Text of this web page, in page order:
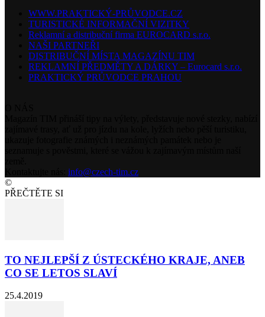
WWW.PRAKTICKÝ-PRŮVODCE.CZ
TURISTICKÉ INFORMAČNÍ VIZITKY
Reklamní a distribuční firma EUROCARD s.r.o.
NAŠI PARTNEŘI
DISTRIBUČNÍ MÍSTA MAGAZÍNU TIM
REKLAMNÍ PŘEDMĚTY A DÁRKY – Eurocard s.r.o.
PRAKTICKÝ PRŮVODCE PRAHOU
info@czech-tim.cz
©
PŘEČTĚTE SI
TO NEJLEPŠÍ Z ÚSTECKÉHO KRAJE, ANEB
CO SE LETOS SLAVÍ
25.4.2019